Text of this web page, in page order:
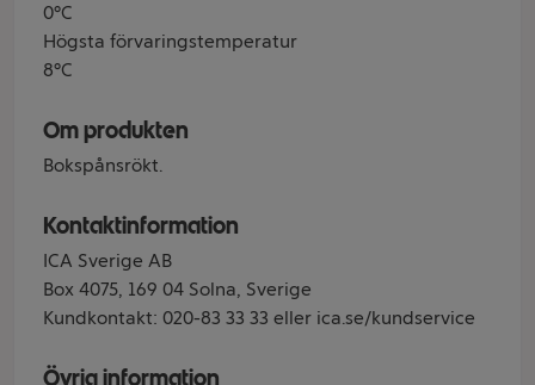
0°C
Högsta förvaringstemperatur
8°C
Om produkten
Bokspånsrökt.
Kontaktinformation
ICA Sverige AB
Box 4075, 169 04 Solna, Sverige
Kundkontakt: 020-83 33 33 eller ica.se/kundservice
Övrig information